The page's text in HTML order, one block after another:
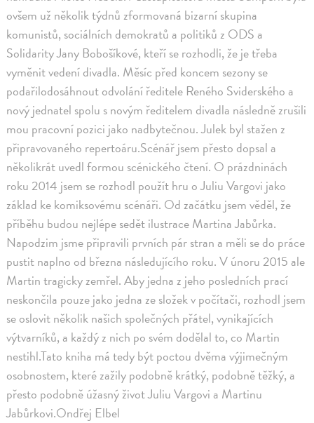
ovšem už několik týdnů zformovaná bizarní skupina
komunistů, sociálních demokratů a politiků z ODS a
Solidarity Jany Bobošíkové, kteří se rozhodli, že je třeba
vyměnit vedení divadla. Měsíc před koncem sezony se
podařilodosáhnout odvolání ředitele Reného Sviderského a
nový jednatel spolu s novým ředitelem divadla následně zrušili
mou pracovní pozici jako nadbytečnou. Julek byl stažen z
připravovaného repertoáru.Scénář jsem přesto dopsal a
několikrát uvedl formou scénického čtení. O prázdninách
roku 2014 jsem se rozhodl použít hru o Juliu Vargovi jako
základ ke komiksovému scénáři. Od začátku jsem věděl, že
příběhu budou nejlépe sedět ilustrace Martina Jabůrka.
Napodzim jsme připravili prvních pár stran a měli se do práce
pustit naplno od března následujícího roku. V únoru 2015 ale
Martin tragicky zemřel. Aby jedna z jeho posledních prací
neskončila pouze jako jedna ze složek v počítači, rozhodl jsem
se oslovit několik našich společných přátel, vynikajících
výtvarníků, a každý z nich po svém dodělal to, co Martin
nestihl.Tato kniha má tedy být poctou dvěma výjimečným
osobnostem, které zažily podobně krátký, podobně těžký, a
přesto podobně úžasný život Juliu Vargovi a Martinu
Jabůrkovi.Ondřej Elbel